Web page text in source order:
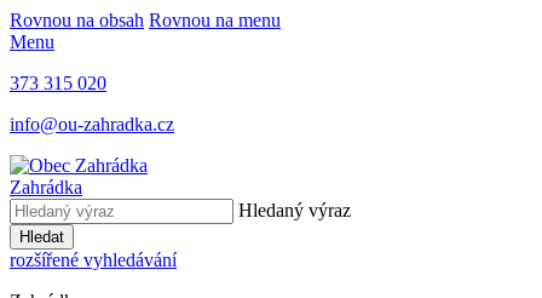
Rovnou na obsah Rovnou na menu
Menu
373 315 020
info@ou-zahradka.cz
Zahrádka
Hledaný výraz
Hledat
rozšířené vyhledávání